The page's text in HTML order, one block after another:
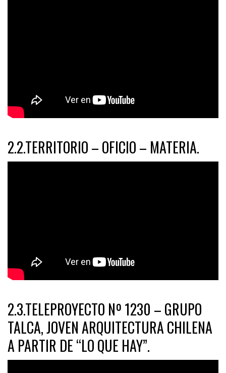
2.2.TERRITORIO – OFICIO – MATERIA.
2.3.TELEPROYECTO Nº 1230 – GRUPO
TALCA, JOVEN ARQUITECTURA CHILENA
A PARTIR DE “LO QUE HAY”.